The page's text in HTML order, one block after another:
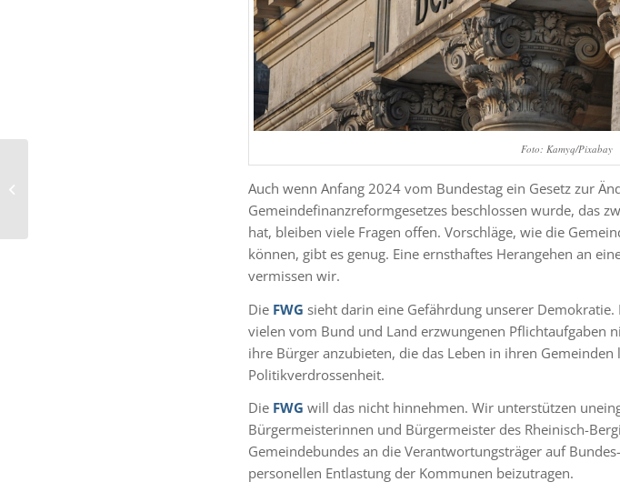
Foto: Kamyq/Pixabay
Auch wenn Anfang 2024 vom Bundestag ein Gesetz zur
Gemeindefinanzreformgesetzes beschlossen wurde, das
hat, bleiben viele Fragen offen. Vorschläge, wie die
können, gibt es genug. Eine ernsthaftes Herangehen an
vermissen wir.
Die FWG sieht darin eine Gefährdung unserer
vielen vom Bund und Land erzwungenen Pflichtaufgaben
ihre Bürger anzubieten, die das Leben in ihren
Politikverdrossenheit.
Die FWG will das nicht hinnehmen. Wir unterstützen
Bürgermeisterinnen und Bürgermeister des Rheinisch-
Gemeindebundes an die Verantwortungsträger auf
personellen Entlastung der Kommunen beizutragen.